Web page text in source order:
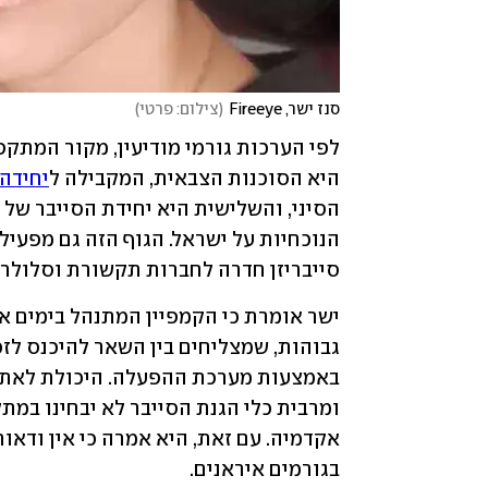
סנז ישר, Fireeye (צילום: פרטי)
היא הסוכנות הצבאית, המקבילה ליחידה
סייבריזן חדרה לחברות תקשורת
בגורמים איראנים.